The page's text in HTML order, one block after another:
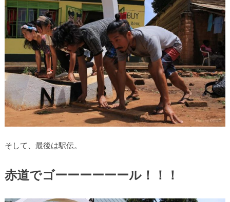
そして、最後は駅伝。
赤道でゴーーーーーール！！！